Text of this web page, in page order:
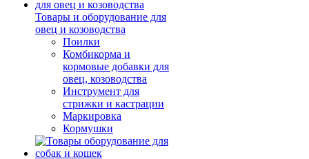
Товары и оборудование для
овец и козоводства
Поилки
Комбикорма и
кормовые добавки для
овец, козоводства
Инструмент для
стрижки и кастрации
Маркировка
Кормушки